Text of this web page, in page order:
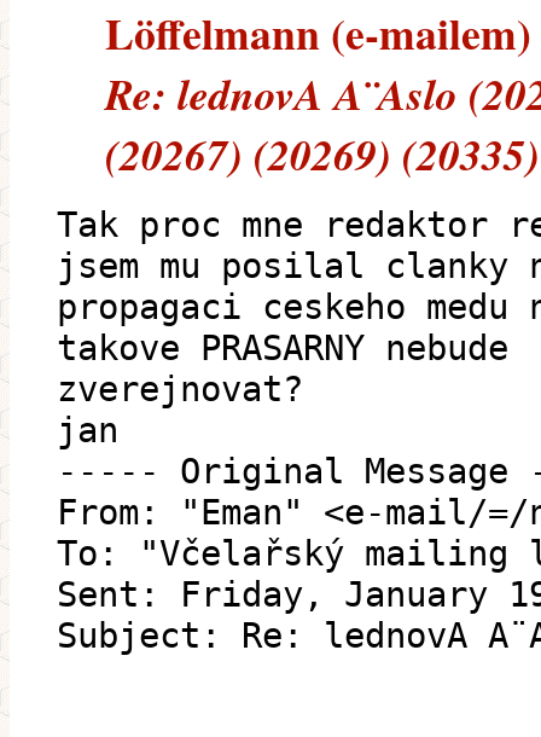
Löffelmann (e-mailem)
Re: lednovA A¨A­slo
(20267) (20269)
Tak proc mne redaktor
jsem mu posilal clanky
propagaci ceskeho
takove PRASARNY nebude
zverejnovat?
jan
----- Original
From: "Eman" <e-mail/=/
To: "Včelařský
Sent: Friday, January
Subject: Re: lednovA